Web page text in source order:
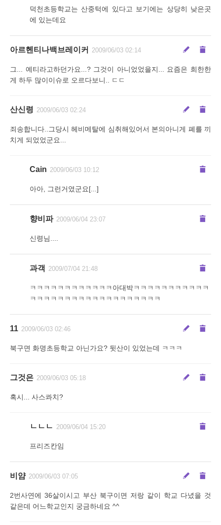
덕천초등학교는 산중턱에 있다고 보기에는 상당히 낮은곳
에 있는데요
아르헨티나백브레이커 2009/06/03 02:14
그... 예티라고하던가요...? 그것이 아니었었을지... 요즘은 희한한
게 하두 많이이슈로 오르다보니.. ㄷㄷ
산신령 2009/06/03 02:24
죄송합니다..그당시 헤비메탈에 심취해있어서 본의아니게 폐를 끼
치게 되었었군요...
Cain 2009/06/03 10:12
아아, 그런거였군요[...]
향비파 2009/06/04 23:07
신령님....
과객 2009/07/04 21:48
ㅋㅋㅋㅋㅋㅋㅋㅋㅋㅋㅋㅋ아대박ㅋㅋㅋㅋㅋㅋㅋㅋㅋㅋㅋ
ㅋㅋㅋㅋㅋㅋㅋㅋㅋㅋㅋㅋㅋㅋㅋㅋㅋㅋㅋ
11 2009/06/03 02:46
북구면 화명초등학교 아닌가요? 뒷산이 있었는데 ㅋㅋㅋ
그것은 2009/06/03 05:18
혹시... 사스콰치?
ㄴㄴㄴ 2009/06/04 15:20
프리즈칸임
비얌 2009/06/03 07:05
2번사연에 36살이시고 부산 북구이면 저랑 같이 학교 다녔을 것
같은데 어느학교인지 궁금하네요 ^^